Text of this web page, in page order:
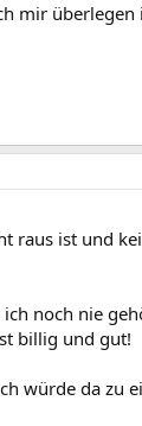
mir
raus ist und
noch nie
billig und gut!
würde da zu